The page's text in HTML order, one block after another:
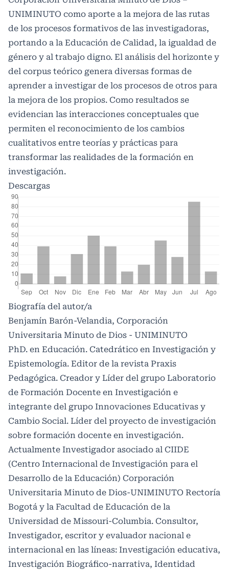
UNIMINUTO como aporte a la mejora de las rutas
de los procesos formativos de las investigadoras,
portando a la Educación de Calidad, la igualdad de
género y al trabajo digno. El análisis del horizonte y
del corpus teórico genera diversas formas de
aprender a investigar de los procesos de otros para
la mejora de los propios. Como resultados se
evidencian las interacciones conceptuales que
permiten el reconocimiento de los cambios
cualitativos entre teorías y prácticas para
transformar las realidades de la formación en
investigación.
Descargas
Biografía del autor/a
Benjamín Barón-Velandia, Corporación
Universitaria Minuto de Dios - UNIMINUTO
PhD. en Educación. Catedrático en Investigación y
Epistemología. Editor de la revista Praxis
Pedagógica. Creador y Líder del grupo Laboratorio
de Formación Docente en Investigación e
integrante del grupo Innovaciones Educativas y
Cambio Social. Líder del proyecto de investigación
sobre formación docente en investigación.
Actualmente Investigador asociado al CIIDE
(Centro Internacional de Investigación para el
Desarrollo de la Educación) Corporación
Universitaria Minuto de Dios-UNIMINUTO Rectoría
Bogotá y la Facultad de Educación de la
Universidad de Missouri-Columbia. Consultor,
Investigador, escritor y evaluador nacional e
internacional en las líneas: Investigación educativa,
Investigación Biográfico-narrativa, Identidad